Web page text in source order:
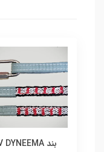
بند V DYNEEMA